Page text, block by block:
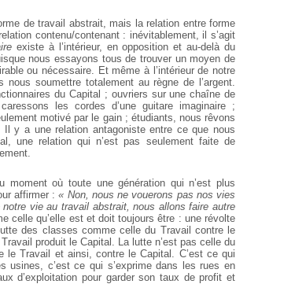
de travail abstrait, mais la relation entre forme
contenu/contenant : inévitablement, il s’agit
existe à l’intérieur, en opposition et au-delà du
nous essayons tous de trouver un moyen de
ou nécessaire. Et même à l’intérieur de notre
soumettre totalement au règne de l’argent.
du Capital ; ouvriers sur une chaîne de
les cordes d’une guitare imaginaire ;
motivé par le gain ; étudiants, nous rêvons
Il y a une relation antagoniste entre ce que nous
une relation qui n’est pas seulement faite de
moment où toute une génération qui n’est plus
affirmer :« Non, nous ne vouerons pas nos vies
vie au travail abstrait, nous allons faire autre
celle qu’elle est et doit toujours être : une révolte
des classes comme celle du Travail contre le
produit le Capital. La lutte n’est pas celle du
le Travail et ainsi, contre le Capital. C’est ce qui
usines, c’est ce qui s’exprime dans les rues en
d’exploitation pour garder son taux de profit et